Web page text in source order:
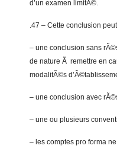
d’un examen limitÃ©.
.47 – Cette conclusion peut
– une conclusion sans
de nature Ã remettre en
modalitÃ©s
– une conclusion avec
– une ou plusieurs
– les comptes pro forma